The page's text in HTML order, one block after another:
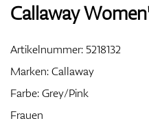
Callaway
Artikelnummer:5218132
Marken:Callaway
Farbe: Grey/Pink
Frauen